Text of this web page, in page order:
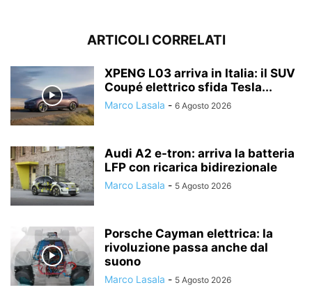
ARTICOLI CORRELATI
XPENG L03 arriva in Italia: il SUV
Coupé elettrico sfida Tesla...
Marco Lasala - 6 Agosto 2026
Audi A2 e-tron: arriva la batteria
LFP con ricarica bidirezionale
Marco Lasala - 5 Agosto 2026
Porsche Cayman elettrica: la
rivoluzione passa anche dal
suono
Marco Lasala - 5 Agosto 2026